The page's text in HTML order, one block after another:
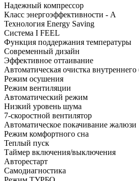
Надежный компрессор
Класс энергоэффективности - А
Технология Energy Saving
Система I FEEL
Функция поддержания температуры
Современный дизайн
Эффективное оттаивание
Автоматическая очистка внутреннего
Режим осушения
Режим вентиляции
Автоматический режим
Низкий уровень шума
7-скоростной вентилятор
Автоматическое покачивание жалюзи
Режим комфортного сна
Теплый пуск
Таймер включения/выключения
Авторестарт
Самодиагностика